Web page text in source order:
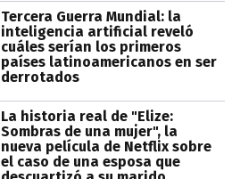
Tercera Guerra Mundial: la
inteligencia artificial reveló
cuáles serían los primeros
países latinoamericanos en ser
derrotados
La historia real de "Elize:
Sombras de una mujer", la
nueva película de Netflix sobre
el caso de una esposa que